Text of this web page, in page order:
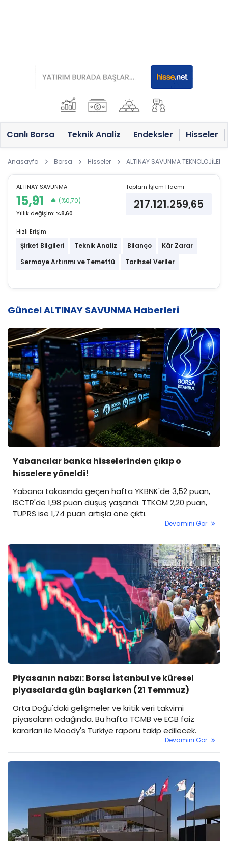
Canlı Borsa Teknik Analiz Endeksler Hisseler
Anasayfa Borsa Hisseler ALTINAY SAVUNMA TEKNOLOJİLERİ
ALTINAY SAVUNMA
15,91 (%0,70)
Yıllık değişim:%8,60
Toplam İşlem Hacmi
217.121.259,65
Hızlı Erişim
Şirket Bilgileri Teknik Analiz Bilanço
Kâr Zarar
Sermaye Artırımı ve Temettü
Tarihsel Veriler
Güncel ALTINAY SAVUNMA Haberleri
Yabancılar banka hisselerinden çıkıp o
hisselere yöneldi!
Yabancı takasında geçen hafta YKBNK'de 3,52 puan,
ISCTR'de 1,98 puan düşüş yaşandı. TTKOM 2,20 puan,
TUPRS ise 1,74 puan artışla öne çıktı.
Devamını Gör
Piyasanın nabzı: Borsa İstanbul ve küresel
piyasalarda gün başlarken (21 Temmuz)
Orta Doğu'daki gelişmeler ve kritik veri takvimi
piyasaların odağında. Bu hafta TCMB ve ECB faiz
kararları ile Moody's Türkiye raporu takip edilecek.
Devamını Gör